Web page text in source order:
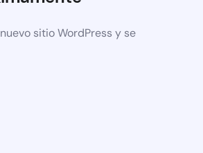
sitio WordPress y se